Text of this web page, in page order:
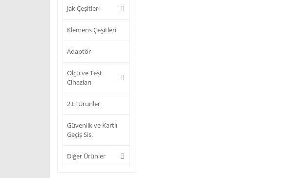
Jak Çeşitleri
Klemens Çeşitleri
Adaptör
Ölçü ve Test
Cihazları
2.El Ürünler
Güvenlik ve Kartlı
Geçiş Sis.
Diğer Ürünler